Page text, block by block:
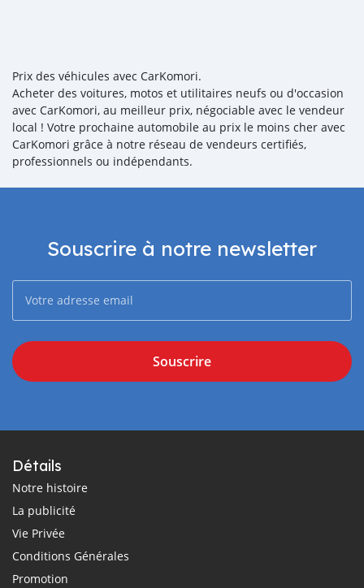
Prix des véhicules avec CarKomori.
Acheter des voitures, motos et utilitaires neufs ou d'occasion
avec CarKomori, au meilleur prix, négociable avec le vendeur
local ! Votre prochaine automobile au prix le moins cher avec
CarKomori grâce à notre réseau de vendeurs certifiés,
professionnels ou indépendants.
Souscrire à notre newsletter
Souscrire
Détails
Notre histoire
La publicité
Vie Privée
Conditions Générales
Promotion